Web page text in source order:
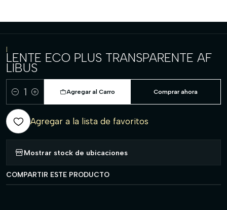
|
LENTE ECO PLUS TRANSPARENTE AF
LIBUS
Cantidad
Agregar al Carro Comprar ahora
Agregar a la lista de favoritos
Mostrar stock de ubicaciones
COMPARTIR ESTE PRODUCTO